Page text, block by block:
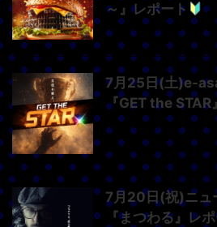
～』レポート
7月25日(土)e-
『GET the STAR
7月20日(祝)ニュ
『まつわる』レポ